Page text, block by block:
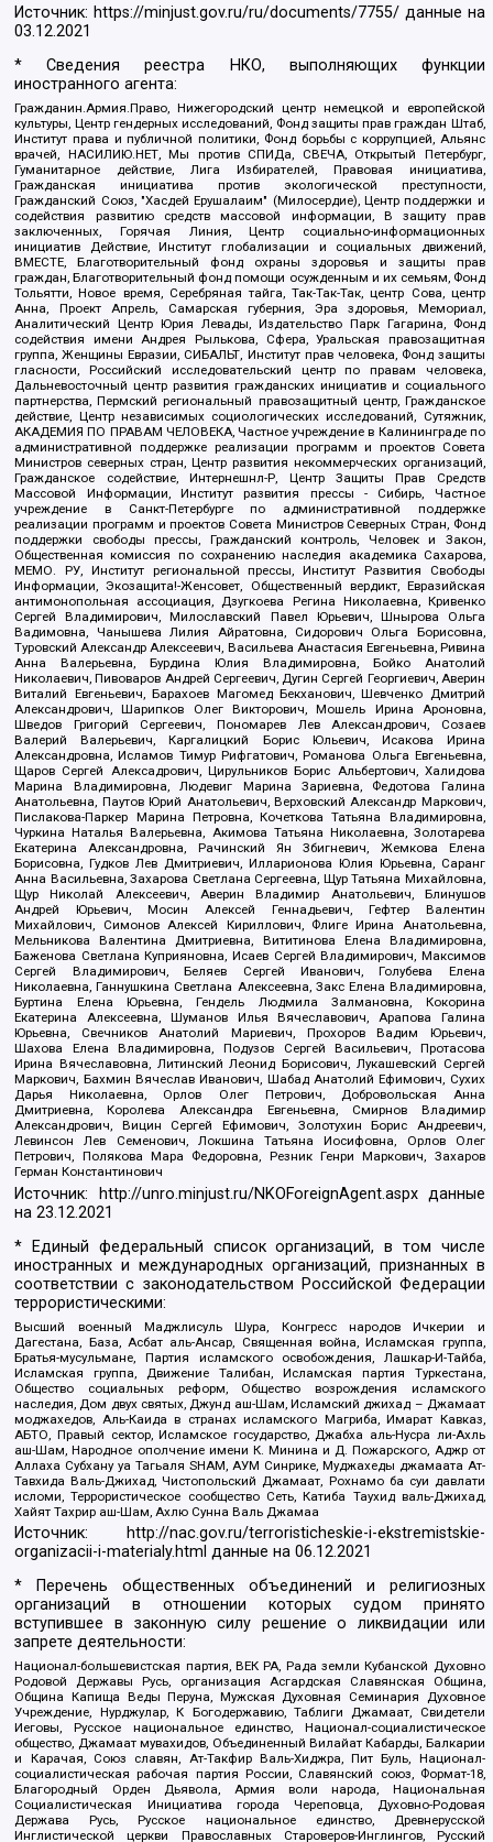
Источник: https://minjust.gov.ru/ru/documents/7755/ данные на
03.12.2021
* Сведения реестра НКО, выполняющих функции
иностранного агента:
Гражданин.Армия.Право, Нижегородский центр немецкой и европейской
культуры, Центр гендерных исследований, Фонд защиты прав граждан Штаб,
Институт права и публичной политики, Фонд борьбы с коррупцией, Альянс
врачей, НАСИЛИЮ.НЕТ, Мы против СПИДа, СВЕЧА, Открытый Петербург,
Гуманитарное действие, Лига Избирателей, Правовая инициатива,
Гражданская инициатива против экологической преступности,
Гражданский Союз, "Хасдей Ерушалаим" (Милосердие), Центр поддержки и
содействия развитию средств массовой информации, В защиту прав
заключенных, Горячая Линия, Центр социально-информационных
инициатив Действие, Институт глобализации и социальных движений,
ВМЕСТЕ, Благотворительный фонд охраны здоровья и защиты прав
граждан, Благотворительный фонд помощи осужденным и их семьям, Фонд
Тольятти, Новое время, Серебряная тайга, Так-Так-Так, центр Сова, центр
Анна, Проект Апрель, Самарская губерния, Эра здоровья, Мемориал,
Аналитический Центр Юрия Левады, Издательство Парк Гагарина, Фонд
содействия имени Андрея Рылькова, Сфера, Уральская правозащитная
группа, Женщины Евразии, СИБАЛЬТ, Институт прав человека, Фонд защиты
гласности, Российский исследовательский центр по правам человека,
Дальневосточный центр развития гражданских инициатив и социального
партнерства, Пермский региональный правозащитный центр, Гражданское
действие, Центр независимых социологических исследований, Сутяжник,
АКАДЕМИЯ ПО ПРАВАМ ЧЕЛОВЕКА, Частное учреждение в Калининграде по
административной поддержке реализации программ и проектов Совета
Министров северных стран, Центр развития некоммерческих организаций,
Гражданское содействие, Интернешнл-Р, Центр Защиты Прав Средств
Массовой Информации, Институт развития прессы - Сибирь, Частное
учреждение в Санкт-Петербурге по административной поддержке
реализации программ и проектов Совета Министров Северных Стран, Фонд
поддержки свободы прессы, Гражданский контроль, Человек и Закон,
Общественная комиссия по сохранению наследия академика Сахарова,
МЕМО. РУ, Институт региональной прессы, Институт Развития Свободы
Информации, Экозащита!-Женсовет, Общественный вердикт, Евразийская
антимонопольная ассоциация, Дзугкоева Регина Николаевна, Кривенко
Сергей Владимирович, Милославский Павел Юрьевич, Шнырова Ольга
Вадимовна, Чанышева Лилия Айратовна, Сидорович Ольга Борисовна,
Туровский Александр Алексеевич, Васильева Анастасия Евгеньевна, Ривина
Анна Валерьевна, Бурдина Юлия Владимировна, Бойко Анатолий
Николаевич, Пивоваров Андрей Сергеевич, Дугин Сергей Георгиевич, Аверин
Виталий Евгеньевич, Барахоев Магомед Бекханович, Шевченко Дмитрий
Александрович, Шарипков Олег Викторович, Мошель Ирина Ароновна,
Шведов Григорий Сергеевич, Пономарев Лев Александрович, Созаев
Валерий Валерьевич, Каргалицкий Борис Юльевич, Исакова Ирина
Александровна, Исламов Тимур Рифгатович, Романова Ольга Евгеньевна,
Щаров Сергей Алексадрович, Цирульников Борис Альбертович, Халидова
Марина Владимировна, Людевиг Марина Зариевна, Федотова Галина
Анатольевна, Паутов Юрий Анатольевич, Верховский Александр Маркович,
Пислакова-Паркер Марина Петровна, Кочеткова Татьяна Владимировна,
Чуркина Наталья Валерьевна, Акимова Татьяна Николаевна, Золотарева
Екатерина Александровна, Рачинский Ян Збигневич, Жемкова Елена
Борисовна, Гудков Лев Дмитриевич, Илларионова Юлия Юрьевна, Саранг
Анна Васильевна, Захарова Светлана Сергеевна, Щур Татьяна Михайловна,
Щур Николай Алексеевич, Аверин Владимир Анатольевич, Блинушов
Андрей Юрьевич, Мосин Алексей Геннадьевич, Гефтер Валентин
Михайлович, Симонов Алексей Кириллович, Флиге Ирина Анатольевна,
Мельникова Валентина Дмитриевна, Вититинова Елена Владимировна,
Баженова Светлана Куприяновна, Исаев Сергей Владимирович, Максимов
Сергей Владимирович, Беляев Сергей Иванович, Голубева Елена
Николаевна, Ганнушкина Светлана Алексеевна, Закс Елена Владимировна,
Буртина Елена Юрьевна, Гендель Людмила Залмановна, Кокорина
Екатерина Алексеевна, Шуманов Илья Вячеславович, Арапова Галина
Юрьевна, Свечников Анатолий Мариевич, Прохоров Вадим Юрьевич,
Шахова Елена Владимировна, Подузов Сергей Васильевич, Протасова
Ирина Вячеславовна, Литинский Леонид Борисович, Лукашевский Сергей
Маркович, Бахмин Вячеслав Иванович, Шабад Анатолий Ефимович, Сухих
Дарья Николаевна, Орлов Олег Петрович, Добровольская Анна
Дмитриевна, Королева Александра Евгеньевна, Смирнов Владимир
Александрович, Вицин Сергей Ефимович, Золотухин Борис Андреевич,
Левинсон Лев Семенович, Локшина Татьяна Иосифовна, Орлов Олег
Петрович, Полякова Мара Федоровна, Резник Генри Маркович, Захаров
Герман Константинович
Источник: http://unro.minjust.ru/NKOForeignAgent.aspxданные
на23.12.2021
* Единый федеральный список организаций, в том числе
иностранных и международных организаций, признанных в
соответствии с законодательством Российской Федерации
террористическими:
Высший военный Маджлисуль Шура, Конгресс народов Ичкерии и
Дагестана, База, Асбат аль-Ансар, Священная война, Исламская группа,
Братья-мусульмане, Партия исламского освобождения, Лашкар-И-Тайба,
Исламская группа, Движение Талибан, Исламская партия Туркестана,
Общество социальных реформ, Общество возрождения исламского
наследия, Дом двух святых, Джунд аш-Шам, Исламский джихад – Джамаат
моджахедов, Аль-Каида в странах исламского Магриба, Имарат Кавказ,
АБТО, Правый сектор, Исламское государство, Джабха аль-Нусра ли-Ахль
аш-Шам, Народное ополчение имени К. Минина и Д. Пожарского, Аджр от
Аллаха Субхану уа Тагьаля SHAM, АУМ Синрике, Муджахеды джамаата Ат-
Тавхида Валь-Джихад, Чистопольский Джамаат, Рохнамо ба суи давлати
исломи, Террористическое сообщество Сеть, Катиба Таухид валь-Джихад,
Хайят Тахрир аш-Шам, Ахлю Сунна Валь Джамаа
Источник:
http://nac.gov.ru/terroristicheskie-i-ekstremistskie-
organizacii-i-materialy.html данные на06.12.2021
* Перечень общественных объединений и религиозных
организаций в отношении которых судом принято
вступившее в законную силу решение о ликвидации или
запрете деятельности:
Национал-большевистская партия, ВЕК РА, Рада земли Кубанской Духовно
Родовой Державы Русь, организация Асгардская Славянская Община,
Община Капища Веды Перуна, Мужская Духовная Семинария Духовное
Учреждение, Нурджулар, К Богодержавию, Таблиги Джамаат, Свидетели
Иеговы, Русское национальное единство, Национал-социалистическое
общество, Джамаат мувахидов, Объединенный Вилайат Кабарды, Балкарии
и Карачая, Союз славян, Ат-Такфир Валь-Хиджра, Пит Буль, Национал-
социалистическая рабочая партия России, Славянский союз, Формат-18,
Благородный Орден Дьявола, Армия воли народа, Национальная
Социалистическая Инициатива города Череповца, Духовно-Родовая
Держава Русь, Русское национальное единство, Древнерусской
Инглистической церкви Православных Староверов-Инглингов, Русский